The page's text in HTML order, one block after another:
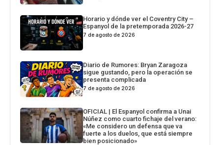
Horario y dónde ver el Coventry City –
Espanyol de la pretemporada 2026-27
7 de agosto de 2026
Diario de Rumores: Bryan Zaragoza
sigue gustando, pero la operación se
presenta complicada
7 de agosto de 2026
OFICIAL | El Espanyol confirma a Unai
Núñez como cuarto fichaje del verano:
«Me considero un defensa que va
fuerte a los duelos, que está siempre
bien posicionado»